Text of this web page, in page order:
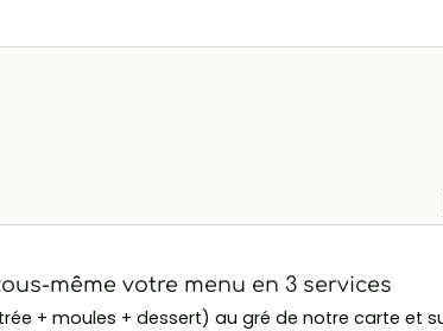
même votre menu en 3 services
+ moules + dessert) au gré de notre carte et